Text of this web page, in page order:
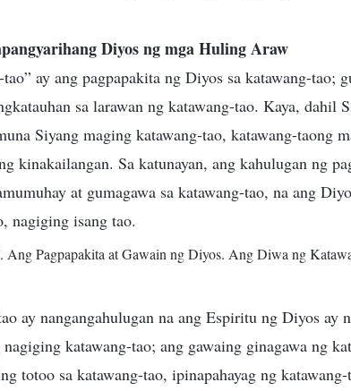
Diyos ng mga Huling Araw
ay ang pagpapakita ng Diyos sa katawang-tao;
sa larawan ng katawang-tao. Kaya, dahil
Siyang maging katawang-tao, katawang-taong
kinakailangan. Sa katunayan, ang kahulugan ng
at gumagawa sa katawang-tao, na ang
nagiging isang tao.
Pagpapakita at Gawain ng Diyos. Ang Diwa ng
ay nangangahulugan na ang Espiritu ng Diyos ay
katawang-tao; ang gawaing ginagawa ng
totoo sa katawang-tao, ipinapahayag ng